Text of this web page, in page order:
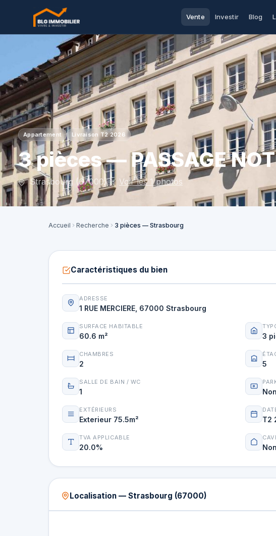
Vente Investir Blog
Appartement Livraison T2 2026
3 pièces — PASSAGE
Strasbourg (67000) · Voir les 1 photos
Accueil Recherche 3 pièces — Strasbourg
Caractéristiques du bien
ADRESSE
1 RUE MERCIERE, 67000 Strasbourg
SURFACE HABITABLE
60.6 m² 3
CHAMBRES
2 5
SALLE DE BAIN / WC
1 Non
EXTÉRIEURS
Exterieur 75.5m² T2
TVA APPLICABLE
20.0% Non
Localisation — Strasbourg (67000)